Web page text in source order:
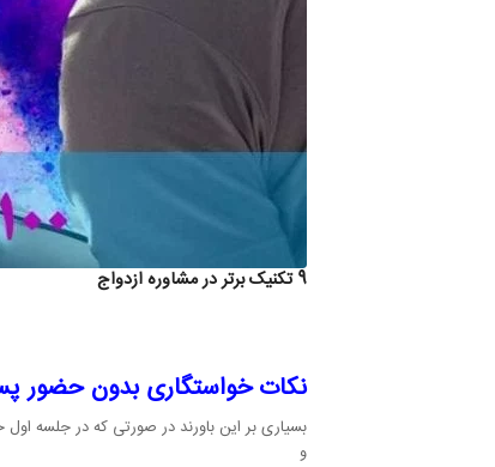
9 تکنیک برتر در مشاوره ازدواج
نکات خواستگاری بدون حضور
بسیاری بر این باورند در صورتی که در جلسه
و